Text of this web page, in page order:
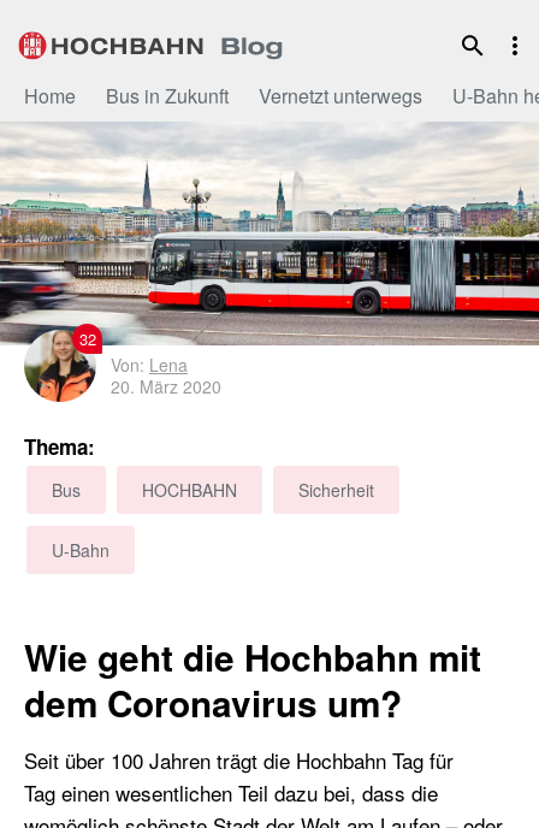
Inhalt
Home Bus in Zukunft Vernetzt unterwegs U-Bahn
32
Von: Lena
20. März 2020
Thema:
Bus HOCHBAHN Sicherheit
U-Bahn
Wie geht die Hochbahn mit
dem Coronavirus um?
Seit über 100 Jahren trägt die Hochbahn Tag für
Tag einen wesentlichen Teil dazu bei, dass die